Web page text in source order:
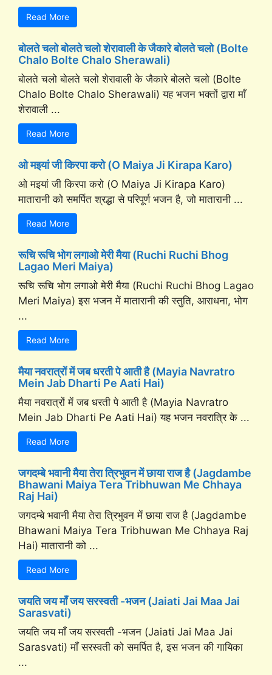
Read More
बोलते चलो बोलते चलो शेरावाली के जैकारे बोलते चलो (Bolte
Chalo Bolte Chalo Sherawali)
बोलते चलो बोलते चलो शेरावाली के जैकारे बोलते चलो (Bolte
Chalo Bolte Chalo Sherawali) यह भजन भक्तों द्वारा माँ
शेरावाली ...
Read More
ओ मइयां जी किरपा करो (O Maiya Ji Kirapa Karo)
ओ मइयां जी किरपा करो (O Maiya Ji Kirapa Karo)
मातारानी को समर्पित श्रद्धा से परिपूर्ण भजन है, जो मातारानी ...
Read More
रूचि रूचि भोग लगाओ मेरी मैया (Ruchi Ruchi Bhog
Lagao Meri Maiya)
रूचि रूचि भोग लगाओ मेरी मैया (Ruchi Ruchi Bhog Lagao
Meri Maiya) इस भजन में मातारानी की स्तुति, आराधना, भोग
...
Read More
मैया नवरात्रों में जब धरती पे आती है (Mayia Navratro
Mein Jab Dharti Pe Aati Hai)
मैया नवरात्रों में जब धरती पे आती है (Mayia Navratro
Mein Jab Dharti Pe Aati Hai) यह भजन नवरात्रि के ...
Read More
जगदम्बे भवानी मैया तेरा त्रिभुवन में छाया राज है (Jagdambe
Bhawani Maiya Tera Tribhuwan Me Chhaya
Raj Hai)
जगदम्बे भवानी मैया तेरा त्रिभुवन में छाया राज है (Jagdambe
Bhawani Maiya Tera Tribhuwan Me Chhaya Raj
Hai) मातारानी को ...
Read More
जयति जय माँ जय सरस्वती -भजन (Jaiati Jai Maa Jai
Sarasvati)
जयति जय माँ जय सरस्वती -भजन (Jaiati Jai Maa Jai
Sarasvati) माँ सरस्वती को समर्पित है, इस भजन की गायिका
...